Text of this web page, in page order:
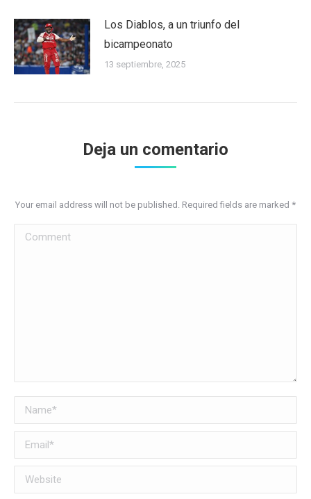
Los Diablos, a un triunfo del
bicampeonato
13 septiembre, 2025
Deja un comentario
Your email address will not be published. Required fields are marked *
Comment
Name *
Email *
Website